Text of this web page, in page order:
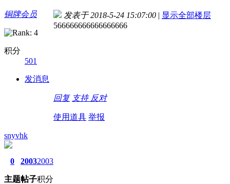
铜牌会员
积分
501
发消息
发表于 2018-5-24 15:07:00 | 显示全部楼层
566666666666666666
回复 支持 反对
使用道具 举报
snyvhk
0
主题
2003
帖子
2003
积分